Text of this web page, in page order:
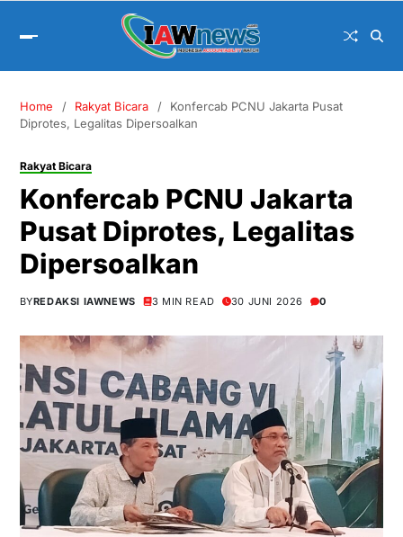
Home Rakyat Bicara
Konfercab PCNU Jakarta Pusat
Diprotes, Legalitas Dipersoalkan
Rakyat Bicara
Konfercab PCNU Jakarta
Pusat Diprotes, Legalitas
Dipersoalkan
BYREDAKSI IAWNEWS 3 MIN READ 30 JUNI 2026 0